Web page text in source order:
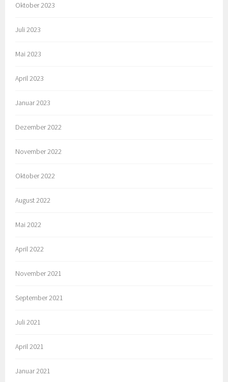
Oktober 2023
Juli 2023
Mai 2023
April 2023
Januar 2023
Dezember 2022
November 2022
Oktober 2022
August 2022
Mai 2022
April 2022
November 2021
September 2021
Juli 2021
April 2021
Januar 2021